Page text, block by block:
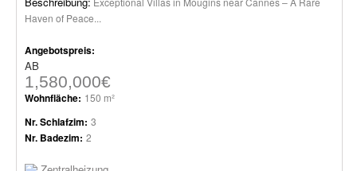
Haven of Peace...
Angebotspreis:
AB
1,580,000€
Wohnfläche: 150 m²
Nr. Schlafzim: 3
Nr. Badezim: 2